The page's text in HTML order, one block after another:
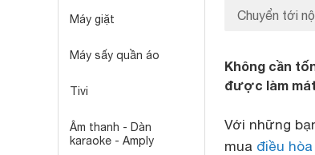
Máy giặt
Máy sấy quần áo
Tivi
Âm thanh - Dàn
karaoke - Amply
Chuyển tới
Không cần
được làm
Với những
mua điều hòa